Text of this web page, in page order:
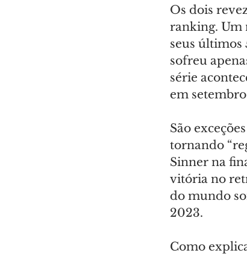
Os dois
ranking. Um
seus últimos
sofreu
série
em
São
tornando
Sinner na
vitória no
do mundo
2023.
Como